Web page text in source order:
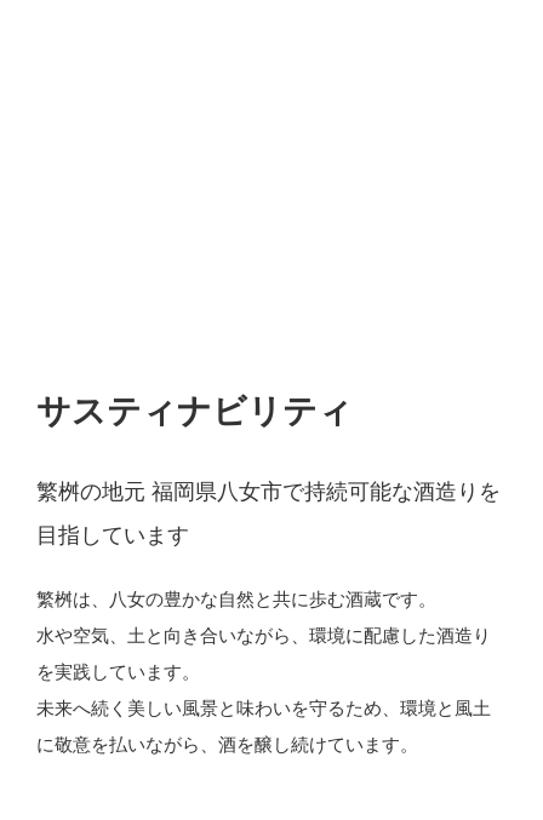
サスティナビリティ
繁桝の地元 福岡県八女市で持続可能な酒造りを
目指しています
繁桝は、八女の豊かな自然と共に歩む酒蔵です。
水や空気、土と向き合いながら、環境に配慮した酒造り
を実践しています。
未来へ続く美しい風景と味わいを守るため、環境と風土
に敬意を払いながら、酒を醸し続けています。